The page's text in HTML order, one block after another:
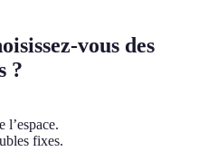
vous des
?
l’espace.
fixes.